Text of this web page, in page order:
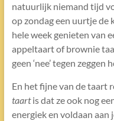
natuurlijk niemand tijd
op zondag een uurtje de
hele week genieten van
appeltaart of brownie
geen ‘nee’ tegen zeggen
En het fijne van de taart
taartis dat ze ook nog
energiek en voldaan aan